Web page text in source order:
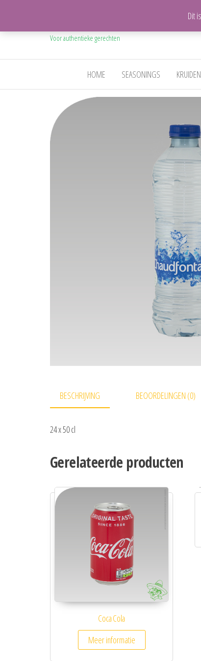
Voor authentieke gerechten
HOME SEASONINGS KRUIDEN
BESCHRIJVING BEOORDELINGEN (0)
24 x 50 cl
Gerelateerde producten
Coca Cola
Meer informatie
Dit